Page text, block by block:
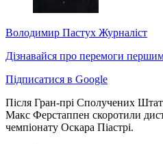
Володимир Пастух Журналіст
Дізнавайся про перемоги
Підписатися в Google
Після Гран-прі Сполучених
Макс Ферстаппен скоротили
чемпіонату Оскара Піастрі.